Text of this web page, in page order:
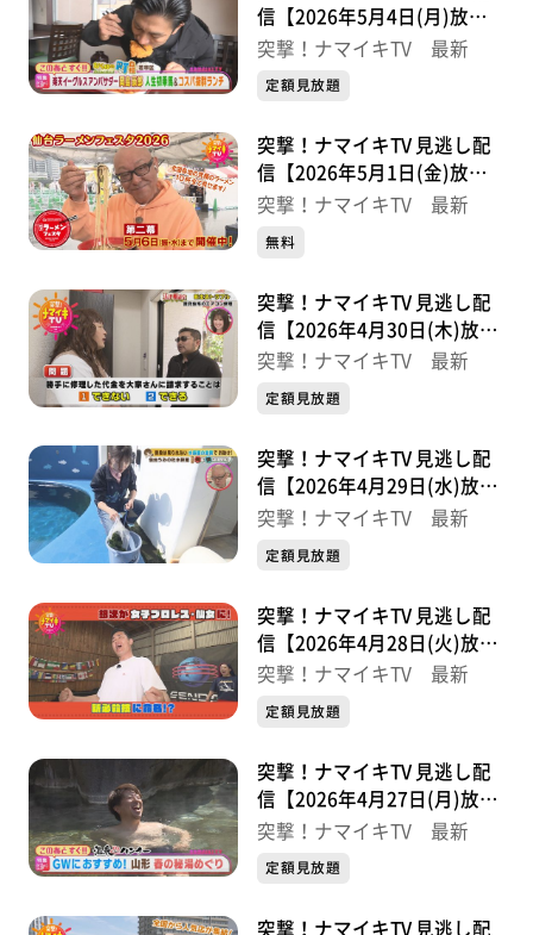
信【2026年5月4日(月)放送
分】
突撃！ナマイキTV 最新
定額見放題
突撃！ナマイキTV 見逃し配
信【2026年5月1日(金)放送
分】
突撃！ナマイキTV 最新
無料
突撃！ナマイキTV 見逃し配
信【2026年4月30日(木)放送
分】
突撃！ナマイキTV 最新
定額見放題
突撃！ナマイキTV 見逃し配
信【2026年4月29日(水)放送
分】
突撃！ナマイキTV 最新
定額見放題
突撃！ナマイキTV 見逃し配
信【2026年4月28日(火)放送
分】
突撃！ナマイキTV 最新
定額見放題
突撃！ナマイキTV 見逃し配
信【2026年4月27日(月)放送
分】
突撃！ナマイキTV 最新
定額見放題
突撃！ナマイキTV 見逃し配